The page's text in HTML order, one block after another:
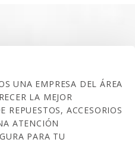
UNA EMPRESA DEL ÁREA
LA MEJOR
REPUESTOS, ACCESORIOS
ATENCIÓN
PARA TU